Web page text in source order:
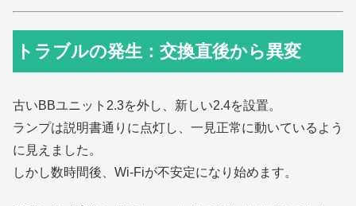
トラブルの発生：交換直後から異変
古いBBユニット2.3を外し、新しい2.4を設置。
ランプは説明書通りに点灯し、一見正常に動いているよう
に見えました。
しかし数時間後、Wi-Fiが不安定になり始めます。